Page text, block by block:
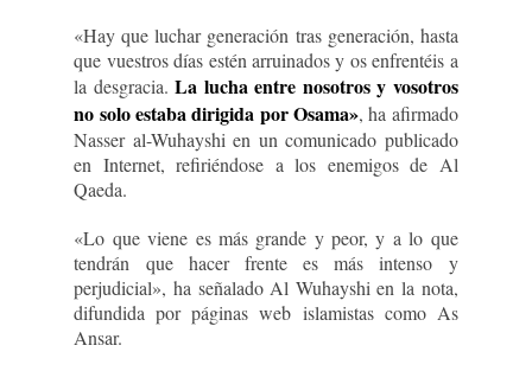
«Hay que luchar generación tras generación, hasta
que vuestros días estén arruinados y os enfrentéis a
la desgracia.La lucha entre nosotros y vosotros
no solo estaba dirigida por Osama», ha afirmado
Nasser al-Wuhayshi en un comunicado publicado
en Internet, refiriéndose a los enemigos de Al
Qaeda.
«Lo que viene es más grande y peor, y a lo que
tendrán que hacer frente es más intenso y
perjudicial», ha señalado Al Wuhayshi en la nota,
difundida por páginas web islamistas como As
Ansar.